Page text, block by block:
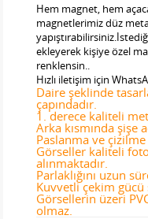
Hem magnet, hem
magnetlerimiz düz
ekleyerek kişiye özel
renklensin..
Hızlı iletişim için
Daire şeklinde
çapındadır.
1. derece kaliteli
Arka kısmında şişe
Paslanma ve çizilme
Görseller kaliteli
alınmaktadır.
Parlaklığını uzun
Kuvvetli çekim gücü
Görsellerin üzeri
olmaz.